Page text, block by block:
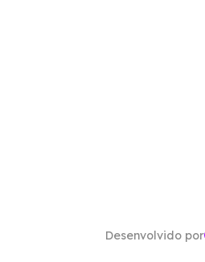
Desenvolvido por